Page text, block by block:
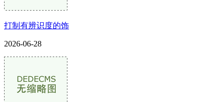
打制有辨识度的饰
2026-06-28